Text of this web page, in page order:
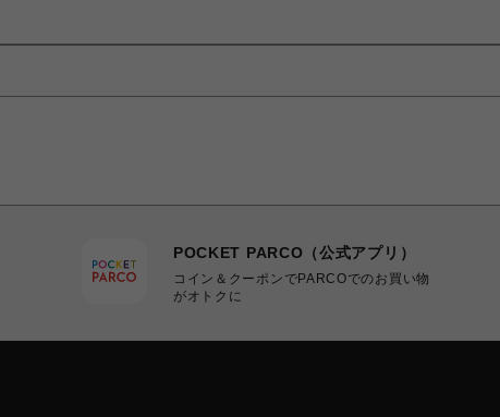
POCKET PARCO（公式アプリ）
コイン＆クーポンでPARCOでのお買い物
がオトクに